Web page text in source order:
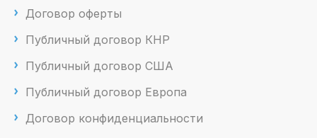
Договор оферты
Публичный договор КНР
Публичный договор США
Публичный договор Европа
Договор конфиденциальности